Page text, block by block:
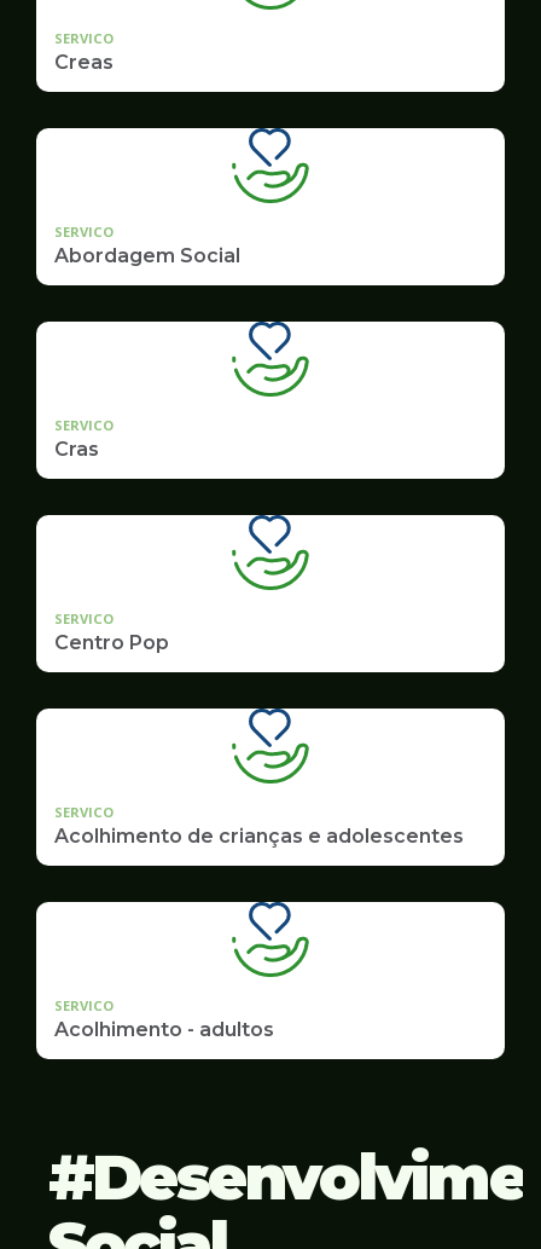
SERVICO
Creas
SERVICO
Abordagem Social
SERVICO
Cras
SERVICO
Centro Pop
SERVICO
Acolhimento de crianças e adolescentes
SERVICO
Acolhimento - adultos